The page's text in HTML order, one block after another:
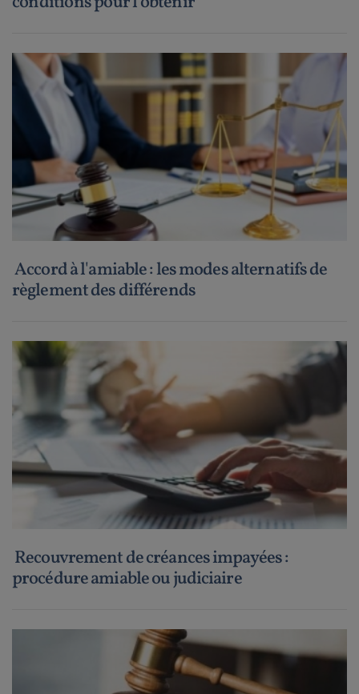
Accord à l'amiable : les modes alternatifs de
règlement des différends
Recouvrement de créances impayées :
procédure amiable ou judiciaire